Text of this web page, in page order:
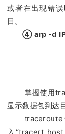
或者在出现错
目。
④ arp -d IP
掌握使用
显示数据包到达
traceroute命
入“tracert